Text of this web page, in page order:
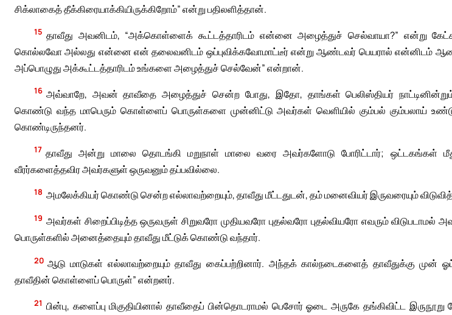
சிக்லாகைத் தீக்கிரையாக்கியிருக்கிறோம்” என்று பதிலளித்தான்.
15 தாவீது அவனிடம், “அக்கொள்ளைக் கூட்டத்தாரிடம் என்னை அழைத்துச் செல்வாயா?” என்று
கொல்லவோ அல்லது என்னை என் தலைவனிடம் ஒப்புவிக்கவோமாட்டீர் என்று ஆண்டவர் பெயரால் என்னிடம்
அப்பொழுது அக்கூட்டத்தாரிடம் உங்களை அழைத்துச் செல்வேன்” என்றான்.
16 அவ்வாறே, அவன் தாவீதை அழைத்துச் சென்ற போது, இதோ, தாங்கள் பெலிஸ்தியர் நாட்டினின்றும்
கொண்டு வந்த மாபெரும் கொள்ளைப் பொருள்களை முன்னிட்டு அவர்கள் வெளியில் கும்பல் கும்பலாய் உண்டு
கொண்டிருந்தனர்.
17 தாவீது அன்று மாலை தொடங்கி மறுநாள் மாலை வரை அவர்களோடு போரிட்டார்; ஒட்டகங்கள்
வீரர்களைத்தவிர அவர்களுள் ஒருவனும் தப்பவில்லை.
18 அமலேக்கியர் கொண்டு சென்ற எல்லாவற்றையும், தாவீது மீட்டதுடன், தம் மனைவியர் இருவரையும்
19 அவர்கள் சிறைப்பிடித்த ஒருவருள் சிறுவரோ முதியவரோ புதல்வரோ புதல்வியரோ எவரும்
பொருள்களில் அனைத்தையும் தாவீது மீட்டுக் கொண்டு வந்தார்.
20 ஆடு மாடுகள் எல்லாவற்றையும் தாவீது கைப்பற்றினார். அந்தக் கால்நடைகளைத் தாவீதுக்கு முன்
தாவீதின் கொள்ளைப் பொருள்” என்றனர்.
21 பின்பு, களைப்பு மிகுதியினால் தாவீதைப் பின்தொடராமல் பெசோர் ஓடை அருகே தங்கிவிட்ட இருநூறு